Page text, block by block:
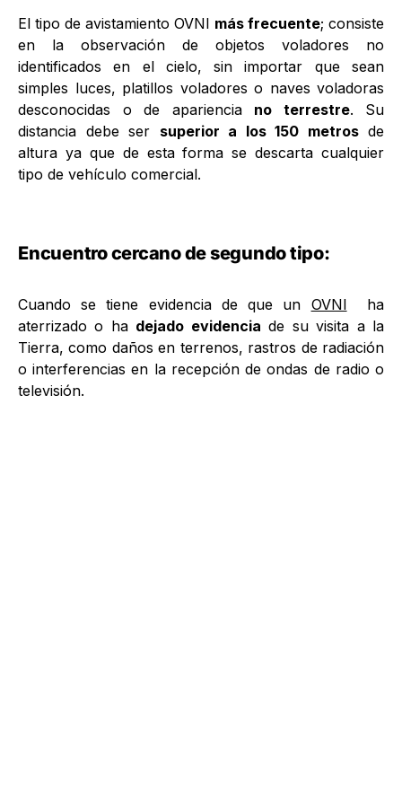
El tipo de avistamiento OVNI más frecuente; consiste
en la observación de objetos voladores no
identificados en el cielo, sin importar que sean
simples luces, platillos voladores o naves voladoras
desconocidas o de apariencia no terrestre. Su
distancia debe ser superior a los 150 metrosde
altura ya que de esta forma se descarta cualquier
tipo de vehículo comercial.
Encuentro cercano de segundo tipo:
Cuando se tiene evidencia de que un OVNI ha
aterrizado o ha dejado evidencia de su visita a la
Tierra, como daños en terrenos, rastros de radiación
o interferencias en la recepción de ondas de radio o
televisión.